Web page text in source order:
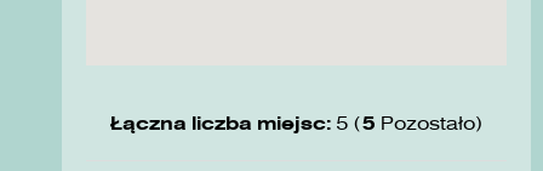
Łączna liczba miejsc: 5 (5 Pozostało)